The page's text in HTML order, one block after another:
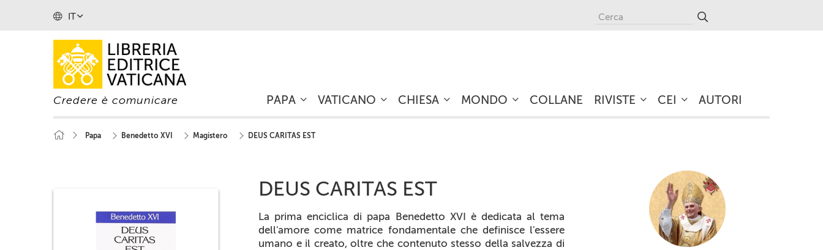
IT
Credere è comunicare PAPA VATICANO CHIESA MONDO COLLANE RIVISTE CEI AUTORI
Papa Benedetto XVI Magistero DEUS CARITAS EST
DEUS CARITAS EST
La prima enciclica di papa Benedetto XVI è dedicata al tema
dell'amore come matrice fondamentale che definisce l'essere
umano e il creato, oltre che contenuto stesso della salvezza di